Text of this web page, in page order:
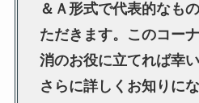
＆Ａ形式で代表的なも
ただきます。このコー
消のお役に立てれば幸い
さらに詳しくお知りに